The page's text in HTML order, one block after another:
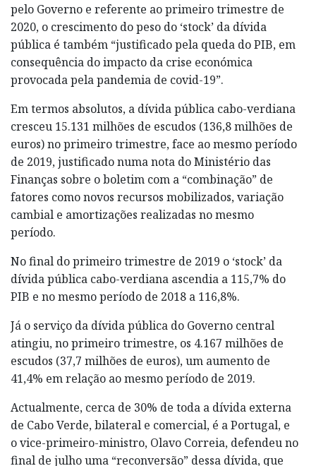
pelo Governo e referente ao primeiro trimestre de
2020, o crescimento do peso do ‘stock’ da dívida
pública é também “justificado pela queda do PIB, em
consequência do impacto da crise económica
provocada pela pandemia de covid-19”.
Em termos absolutos, a dívida pública cabo-verdiana
cresceu 15.131 milhões de escudos (136,8 milhões de
euros) no primeiro trimestre, face ao mesmo período
de 2019, justificado numa nota do Ministério das
Finanças sobre o boletim com a “combinação” de
fatores como novos recursos mobilizados, variação
cambial e amortizações realizadas no mesmo
período.
No final do primeiro trimestre de 2019 o ‘stock’ da
dívida pública cabo-verdiana ascendia a 115,7% do
PIB e no mesmo período de 2018 a 116,8%.
Já o serviço da dívida pública do Governo central
atingiu, no primeiro trimestre, os 4.167 milhões de
escudos (37,7 milhões de euros), um aumento de
41,4% em relação ao mesmo período de 2019.
Actualmente, cerca de 30% de toda a dívida externa
de Cabo Verde, bilateral e comercial, é a Portugal, e
o vice-primeiro-ministro, Olavo Correia, defendeu no
final de julho uma “reconversão” dessa dívida, que